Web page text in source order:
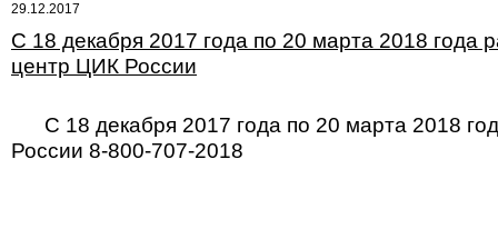
29.12.2017
С 18 декабря 2017 года по 20 марта 2018
центр ЦИК России
С 18 декабря 2017 года по 20 марта 2018
России 8-800-707-2018